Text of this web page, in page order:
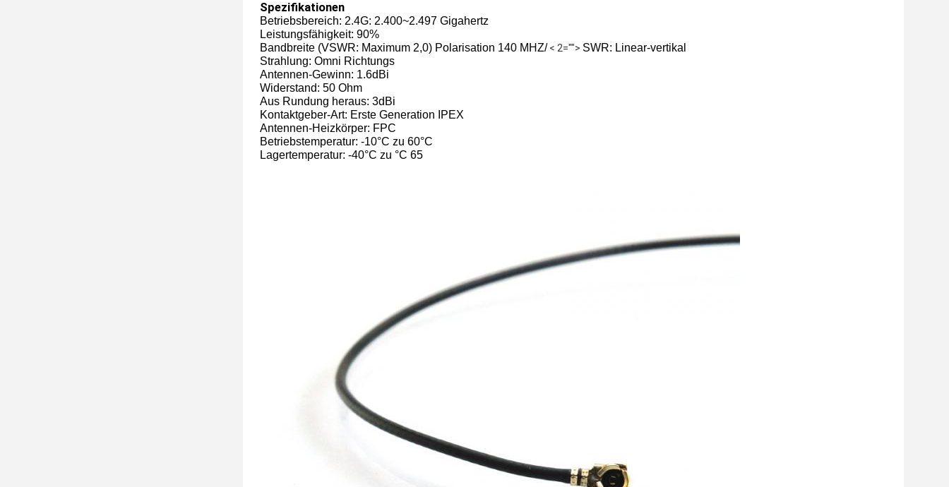
Spezifikationen
Betriebsbereich: 2.4G: 2.400~2.497 Gigahertz
Leistungsfähigkeit: 90%
Bandbreite (VSWR: Maximum 2,0) Polarisation 140 MHZ/ < 2=""> SWR: Linear-vertikal
Strahlung: Omni Richtungs
Antennen-Gewinn: 1.6dBi
Widerstand: 50 Ohm
Aus Rundung heraus: 3dBi
Kontaktgeber-Art: Erste Generation IPEX
Antennen-Heizkörper: FPC
Betriebstemperatur: -10°C zu 60°C
Lagertemperatur: -40°C zu °C 65